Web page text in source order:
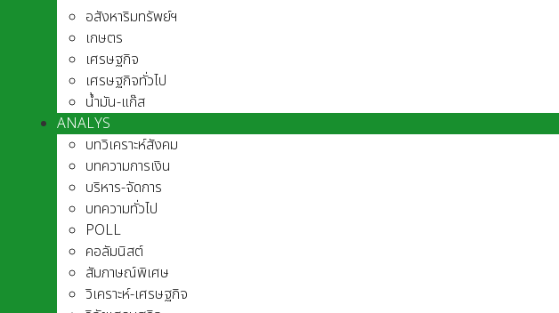
อสังหาริมทรัพย์ฯ
เกษตร
เศรษฐกิจ
เศรษฐกิจทั่วไป
น้ำมัน-แก๊ส
ANALYS
บทวิเคราะห์สังคม
บทความการเงิน
บริหาร-จัดการ
บทความทั่วไป
POLL
คอลัมนิสต์
สัมภาษณ์พิเศษ
วิเคราะห์-เศรษฐกิจ